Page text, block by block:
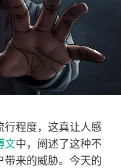
行程度，这真让人感
文中，阐述了这种不
带来的威胁。今天的